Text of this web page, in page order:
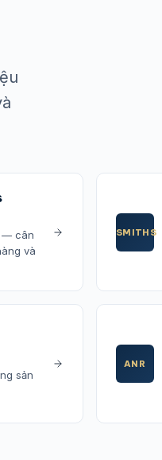
— cân
và
SMITHS
sản
ANR